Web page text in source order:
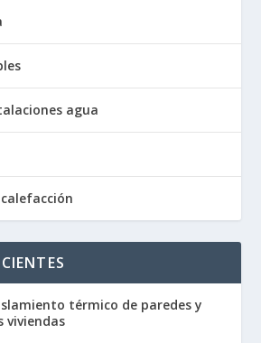
agua
térmico de paredes y
viviendas